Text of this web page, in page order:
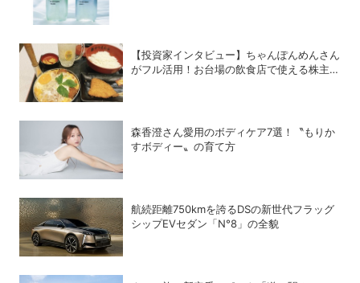
【投資家インタビュー】ちゃんぽんめんさん
がフル活用！お台場の飲食店で使える株主優
森香澄さん愛用のボディケア7選！〝もりか
すボディー〟の育て方
航続距離750kmを誇るDSの新世代フラッグ
シップEVセダン「N°8」の全貌